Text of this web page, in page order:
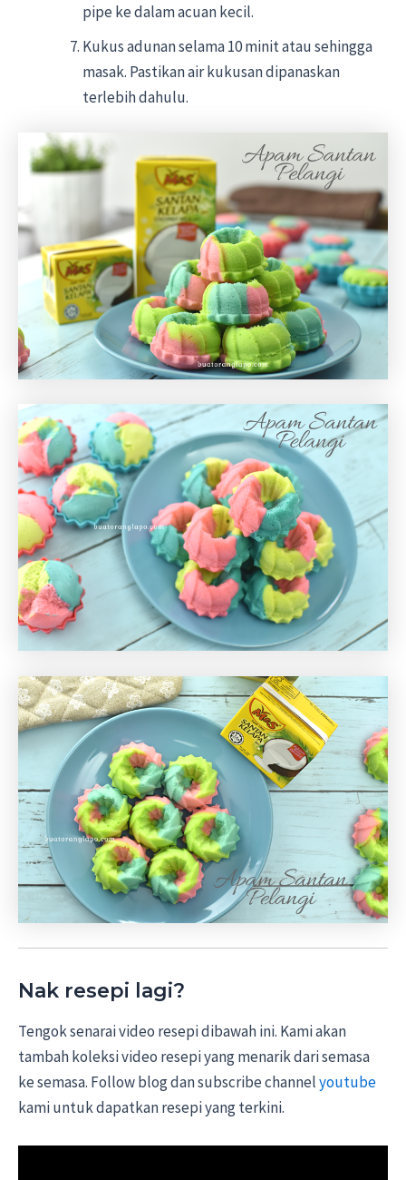
pipe ke dalam acuan kecil.
Kukus adunan selama 10 minit atau sehingga
masak. Pastikan air kukusan dipanaskan
terlebih dahulu.
Nak resepi lagi?
Tengok senarai video resepi dibawah ini. Kami akan
tambah koleksi video resepi yang menarik dari semasa
ke semasa. Follow blog dan subscribe channelyoutube
kami untuk dapatkan resepi yang terkini.